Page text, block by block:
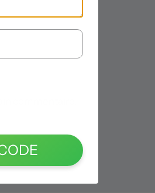
commentaire.